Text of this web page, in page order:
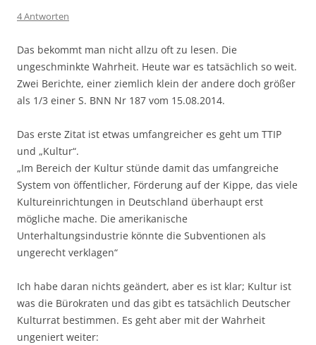
4 Antworten
Das bekommt man nicht allzu oft zu lesen. Die
ungeschminkte Wahrheit. Heute war es tatsächlich so weit.
Zwei Berichte, einer ziemlich klein der andere doch größer
als 1/3 einer S. BNN Nr 187 vom 15.08.2014.
Das erste Zitat ist etwas umfangreicher es geht um TTIP
und „Kultur“.
„Im Bereich der Kultur stünde damit das umfangreiche
System von öffentlicher, Förderung auf der Kippe, das viele
Kultureinrichtungen in Deutschland überhaupt erst
mögliche mache. Die amerikanische
Unterhaltungsindustrie könnte die Subventionen als
ungerecht verklagen“
Ich habe daran nichts geändert, aber es ist klar; Kultur ist
was die Bürokraten und das gibt es tatsächlich Deutscher
Kulturrat bestimmen. Es geht aber mit der Wahrheit
ungeniert weiter: